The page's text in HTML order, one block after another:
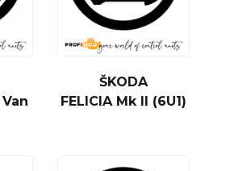
ŠKODA
FELICIA Mk II (6U1)